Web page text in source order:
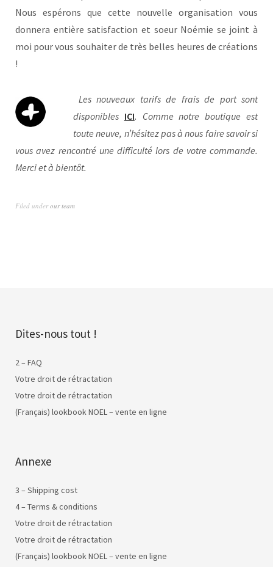
Nous espérons que cette nouvelle organisation vous
donnera entière satisfaction et soeur Noémie se joint à
moi pour vous souhaiter de très belles heures de créations
!
Les nouveaux tarifs de frais de port sont
disponibles ICI. Comme notre boutique est
toute neuve, n’hésitez pas à nous faire savoir si
vous avez rencontré une difficulté lors de votre commande.
Merci et à bientôt.
Filed underour team
Dites-nous tout !
2 – FAQ
Votre droit de rétractation
Votre droit de rétractation
(Français) lookbook NOEL – vente en ligne
Annexe
3 – Shipping cost
4 – Terms & conditions
Votre droit de rétractation
Votre droit de rétractation
(Français) lookbook NOEL – vente en ligne